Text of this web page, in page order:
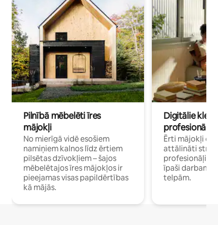
Pilnībā mēbelēti īres
mājokļi
No mierīgā vidē esošiem
namiņiem kalnos līdz ērtiem
pilsētas dzīvokļiem – šajos
mēbelētajos īres mājokļos ir
pieejamas visas papildērtības
kā mājās.
Digitālie
profesionāļi
Ērti mājokļi
attālināti
īpaši darbam
telpām.